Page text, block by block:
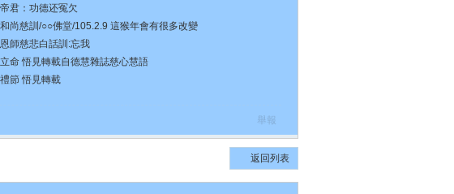
君：功德还冤欠
尚慈訓/○○佛堂/105.2.9 這猴年會有很多改變
師慈悲白話訓:忘我
命 悟見轉載自德慧雜誌慈心慧語
節 悟見轉載
舉報
返回列表